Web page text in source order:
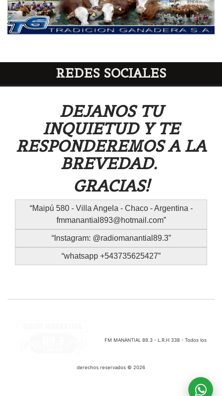
REDES SOCIALES
DEJANOS TU
INQUIETUD Y TE
RESPONDEREMOS A LA
BREVEDAD.
GRACIAS!
Maipú 580 - Villa Angela - Chaco - Argentina -
fmmanantial893@hotmail.com
Instagram: @radiomanantial89.3
whatsapp +543735625427
FM MANANTIAL 89.3 - L.R.H 338 - Todos los
derechos reservados © 2026